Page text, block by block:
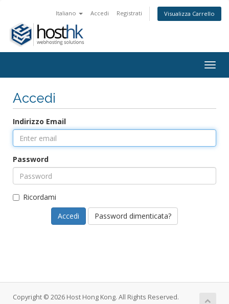
Italiano Accedi Registrati Visualizza Carrello
Accedi
Indirizzo Email
Password
Ricordami
Password dimenticata?
Copyright © 2026 Host Hong Kong. All Rights Reserved.